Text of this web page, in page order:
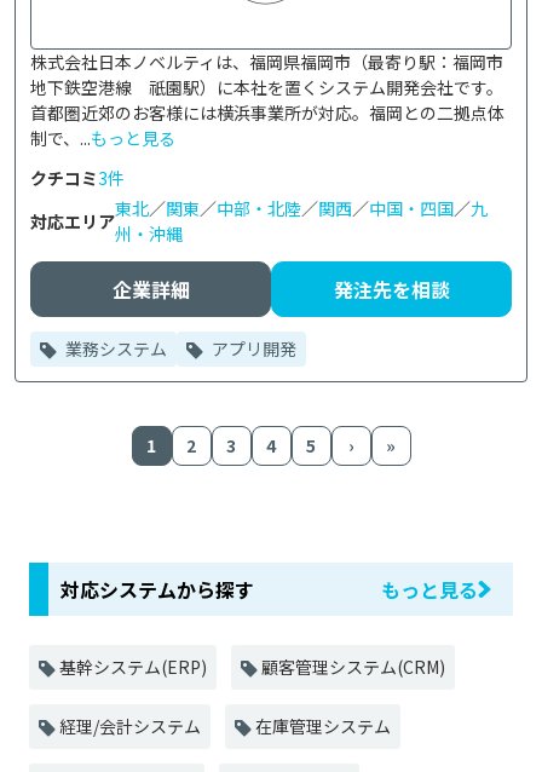
株式会社日本ノベルティは、福岡県福岡市（最寄り駅：福岡市
地下鉄空港線　祇園駅）に本社を置くシステム開発会社です。
首都圏近郊のお客様には横浜事業所が対応。福岡との二拠点体
制で、...もっと見る
クチコミ3件
対応エリア
東北／関東／中部・北陸／関西／中国・四国／九
州・沖縄
企業詳細 発注先を相談
業務システム アプリ開発
1 2 3 4 5 › »
対応システムから探す もっと見る
基幹システム(ERP) 顧客管理システム(CRM)
経理/会計システム 在庫管理システム